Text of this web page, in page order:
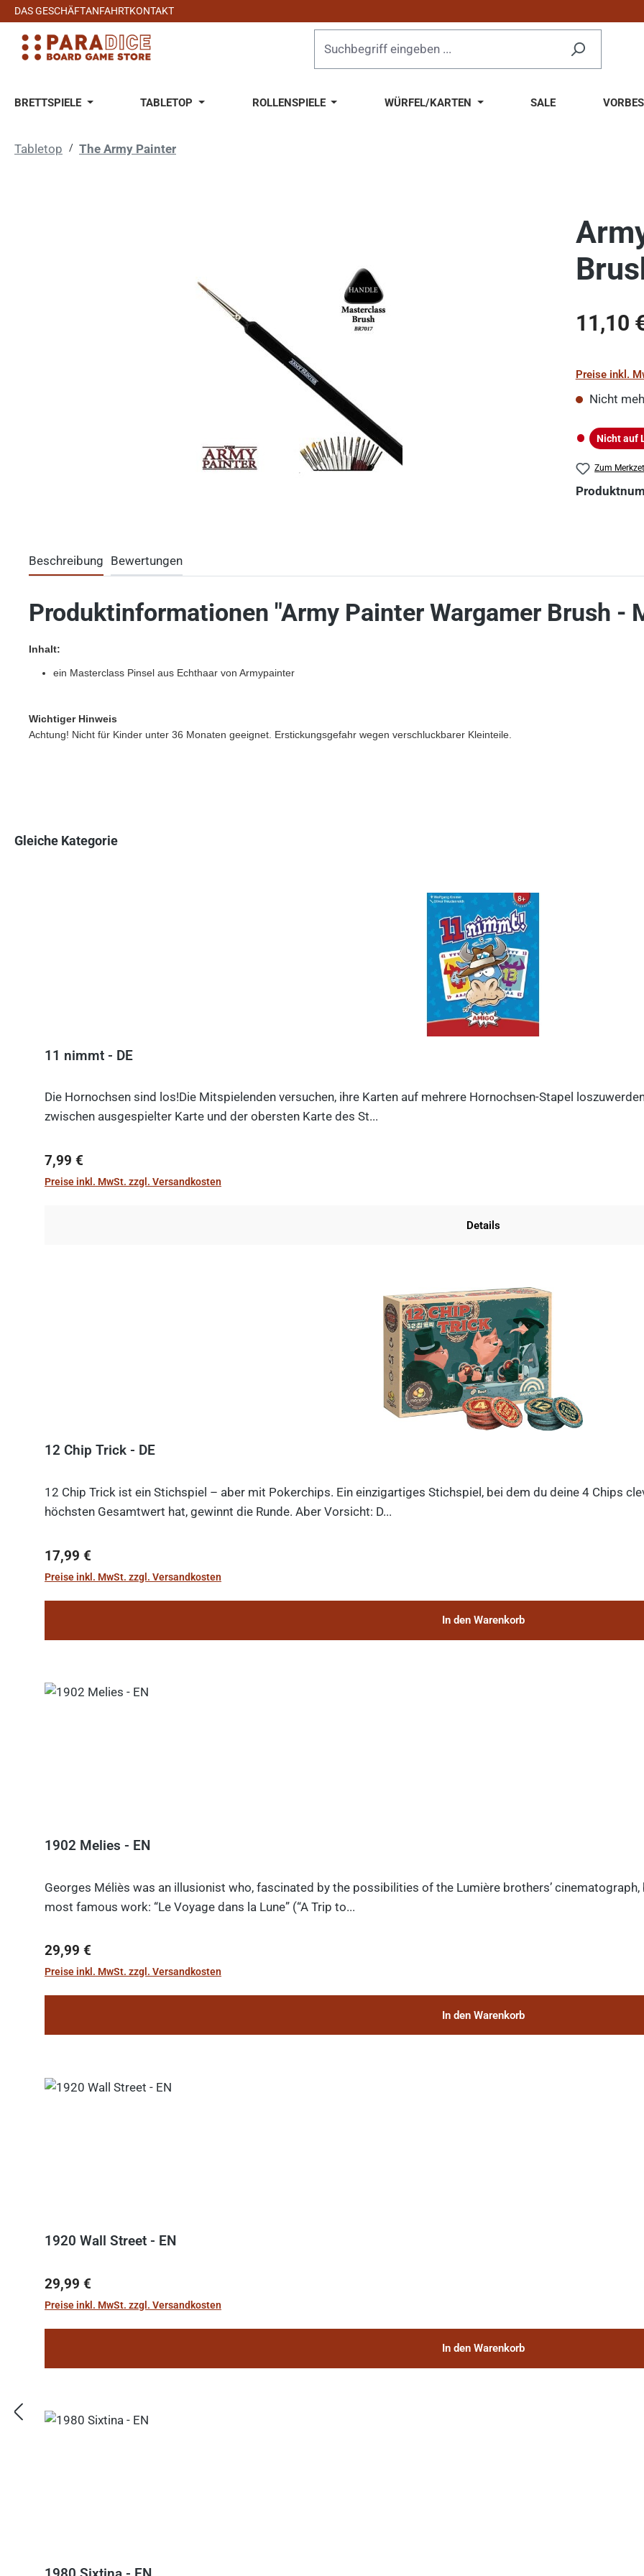
Hauptinhalt springen
Zur Suche springen
Zur Hauptnavigation springen
DAS GESCHÄFTANFAHRTKONTAKT
BRETTSPIELE TABLETOP ROLLENSPIELE WÜRFEL/KARTEN SALE
Tabletop / The Army Painter
Regulärer
11,10
Preise inkl.
Nicht
Nicht auf
Nicht auf
Zum
Beschreibung Bewertungen
Produktinformationen "Army Painter Wargamer Brush -
Inhalt:
ein Masterclass Pinsel aus Echthaar von Armypainter
Wichtiger Hinweis
Achtung! Nicht für Kinder unter 36 Monaten geeignet. Erstickungsgefahr wegen verschluckbarer Kleinteile.
Gleiche Kategorie
11 nimmt - DE
Die Hornochsen sind los!Die Mitspielenden versuchen, ihre Karten auf mehrere Hornochsen-Stapel
zwischen ausgespielter Karte und der obersten Karte des St...
Regulärer Preis:
7,99 €
Preise inkl. MwSt. zzgl. Versandkosten
Details
12 Chip Trick - DE
12 Chip Trick ist ein Stichspiel – aber mit Pokerchips. Ein einzigartiges Stichspiel, bei dem du deine 4 Chips
höchsten Gesamtwert hat, gewinnt die Runde. Aber Vorsicht: D...
Regulärer Preis:
17,99 €
Preise inkl. MwSt. zzgl. Versandkosten
In den Warenkorb
1902 Melies - EN
Georges Méliès was an illusionist who, fascinated by the possibilities of the Lumière brothers’
most famous work: “Le Voyage dans la Lune” (“A Trip to...
Regulärer Preis:
29,99 €
Preise inkl. MwSt. zzgl. Versandkosten
In den Warenkorb
1920 Wall Street - EN
Regulärer Preis:
29,99 €
Preise inkl. MwSt. zzgl. Versandkosten
In den Warenkorb